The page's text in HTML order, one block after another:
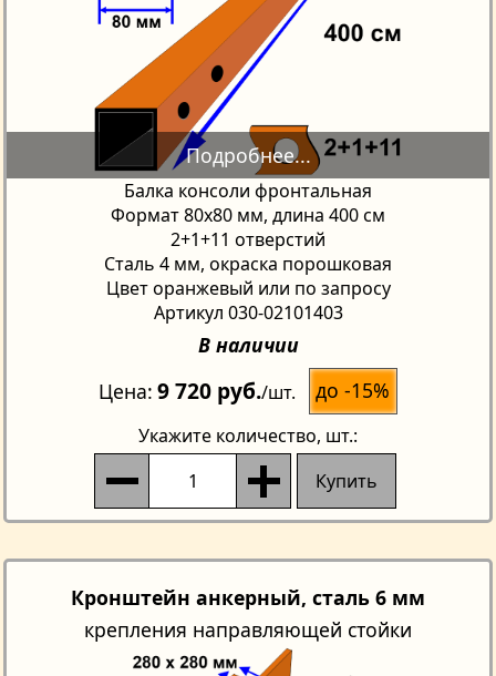
Балка консоли фронтальная
Формат 80х80 мм, длина 400 см
2+1+11 отверстий
Сталь 4 мм, окраска порошковая
Цвет оранжевый или по запросу
Артикул 030-02101403
В наличии
Цена 9 720 руб./шт. до -15%
Укажите количество, шт.:
Купить
Кронштейн анкерный, сталь 6 мм
крепления направляющей стойки